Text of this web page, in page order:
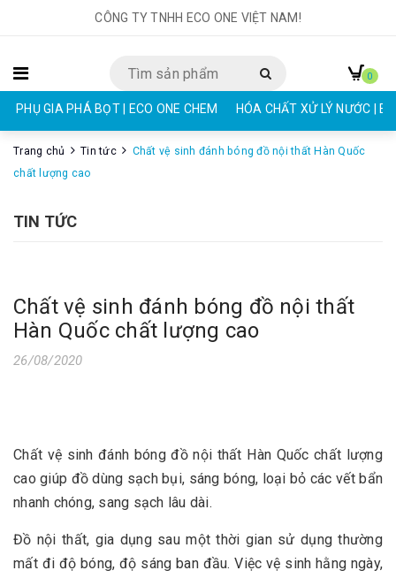
CÔNG TY TNHH ECO ONE VIỆT NAM!
PHỤ GIA PHÁ BỌT | ECO ONE CHEM HÓA CHẤT XỬ LÝ NƯỚC |
0
Trang chủ Tin tức
Chất vệ sinh đánh bóng đồ nội thất Hàn Quốc
chất lượng cao
TIN TỨC
Chất vệ sinh đánh bóng đồ nội thất
Hàn Quốc chất lượng cao
26/08/2020
Chất vệ sinh đánh bóng đồ nội thất Hàn Quốc chất lượng
cao giúp đồ dùng sạch bụi, sáng bóng, loại bỏ các vết bẩn
nhanh chóng, sang sạch lâu dài.
Đồ nội thất, gia dụng sau một thời gian sử dụng thường
mất đi độ bóng, độ sáng ban đầu. Việc vệ sinh hằng ngày,